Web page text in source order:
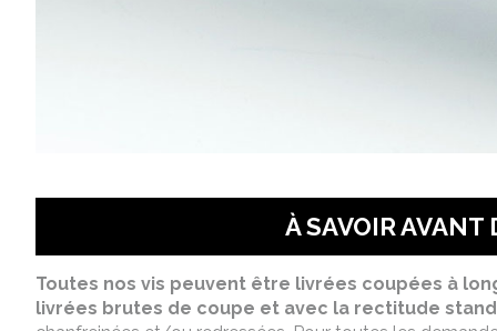
À SAVOIR
Toutes nos vis peuvent être livrées coupées à
livrées brutes de coupe et avec la rectitude